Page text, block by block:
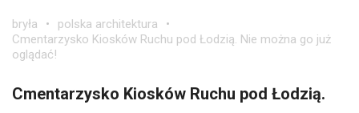
bryła
polska architektura
Cmentarzysko Kiosków Ruchu pod Łodzią. Nie można go już
oglądać!
Cmentarzysko Kiosków Ruchu pod Łodzią.